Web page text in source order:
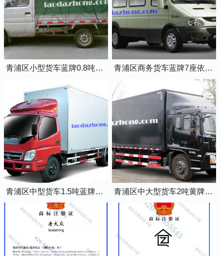
青浦区小型货车蓝牌0.8吨小卡车 青浦区商务货车蓝牌7座依维柯全顺车
青浦区中型货车1.5吨蓝牌4米2厢式货车 青浦区中大型货车2吨黄牌5米2厢式货车